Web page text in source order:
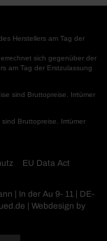
Herstellers am Tag der
sich gegenüber der
am Tag der Erstzulassung
sind Bruttopreise. Irrtümer
Bruttopreise. Irrtümer
EU Data Act
| In der Au 9- 11 | DE-
| Webdesign by